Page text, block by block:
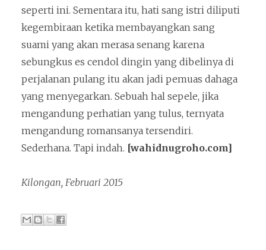
seperti ini. Sementara itu, hati sang istri diliputi
kegembiraan ketika membayangkan sang
suami yang akan merasa senang karena
sebungkus es cendol dingin yang dibelinya di
perjalanan pulang itu akan jadi pemuas dahaga
yang menyegarkan. Sebuah hal sepele, jika
mengandung perhatian yang tulus, ternyata
mengandung romansanya tersendiri.
Sederhana. Tapi indah. [wahidnugroho.com]
Kilongan, Februari 2015